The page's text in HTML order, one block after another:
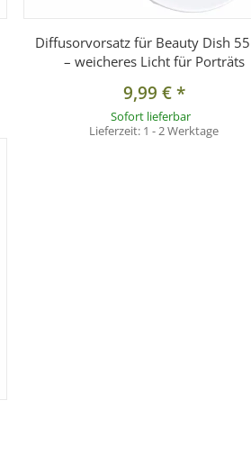
Diffusorvorsatz für Beauty Dish
– weicheres Licht für Porträts
9,99 €*
Sofort lieferbar
Lieferzeit: 1 - 2 Werktage